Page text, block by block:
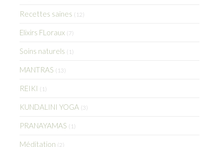
Recettes saines (12)
Elixirs FLoraux (7)
Soins naturels (1)
MANTRAS (13)
REIKI (1)
KUNDALINI YOGA (3)
PRANAYAMAS (1)
Méditation (2)